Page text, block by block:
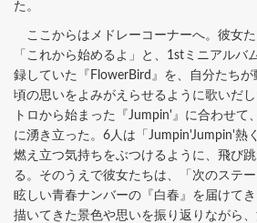
た。
ここからはメドレーコーナーへ。彼女
「これから始めるよ」と、1stミニアルバ
録していた『FlowerBird』を、自分たち
頃の思いをよみがえらせるように歌いだ
トロから始まった『Jumpin'』に合わせて
に湧き立った。6人は「Jumpin'Jumpin'熱
燃え立つ気持ちをぶつけるように、飛び
る。そのうえで彼女たちは、「次のステー
眩しい青春ナンバーの『白春』を届けて
描いてきた景色や思いを振り返りながら